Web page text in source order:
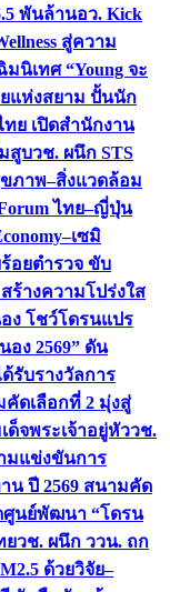
พันล้านอว. Kick
สู่ความ
นิเทศ “Young จะ
แห่งสยาม ปั้นนัก
ย เปิดสำนักงาน
สูบวช. ผนึก STS
ภาพ–สิ่งแวดล้อม
Forum ไทย–ญี่ปุ่น
เซมิ
อยตำรวจ ขับ
ร้างความโปร่งใส
ง โชว์โดรนแปร
ง 2569” ดัน
รับรางวัลการ
ดเลือกที่ 2 มุ่งสู่
จพระเจ้าอยู่หัววช.
มแข่งขันการ
น ปี 2569 สนามคัด
ศูนย์พัฒนา “โดรน
ยวช. ผนึก ววน. ถก
ด้วยวิจัย–